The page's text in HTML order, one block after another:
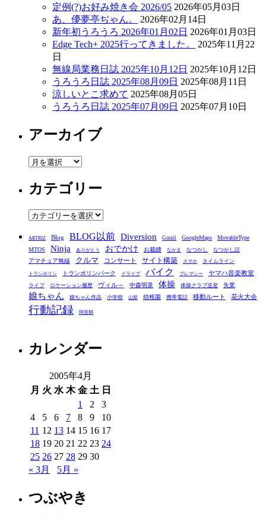
定例(?)お好み焼き会 2026/05 2026年05月03日
あ、儚夢亭ぢゃん。
2026年02月14日
新年初うろうろ 2026年01月02日 2026年01月03日
Edge Tech+ 2025行ってきました。
2025年11月22
日
無線局業務日誌 2025年10月12日 2025年10月12日
うろうろ日誌 2025年08月09日 2025年08月11日
涼しいとこ求めて 2025年08月05日
うろうろ日誌 2025年07月09日 2025年07月10日
アーカイブ
ア
カ
イ
ブ
カテゴリー
カ
ゴ
リ
ー
ARTRIZ Blog BLOG以前 Diversion Gmail GoogleMaps
MovableType
MTOS
Ninja ありがとう おでかけ お裁縫 なかま なつかし なつかし話
アマチュア無線 クルマ コンサート サイト構築 スマホ タイムライン
トランポリン トランポリンパーク ドライブ バイク プレマシー ヤマハ音楽教室
ライブ ロケーション履歴 ヴィル～ 中森明菜 体操 体操クラブ送迎 失業
娘ちゃん 娘ちゃん作品 小学校 山梨 幼稚園 携帯電話 移動ルート 花火大会
行動記録 阿里耶
カレンダー
2005年4月
月 火 水 木 金 土 日
1
2
3
4
5 6 7 8 9
10
11 12 13 14 15 16 17
18 19 20 21 22 23 24
25 26 27 28 29 30
« 3月
5月 »
つぶやき